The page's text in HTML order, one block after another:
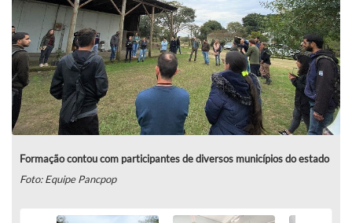
Formação contou com participantes de diversos municípios do estado
Foto: Equipe Pancpop